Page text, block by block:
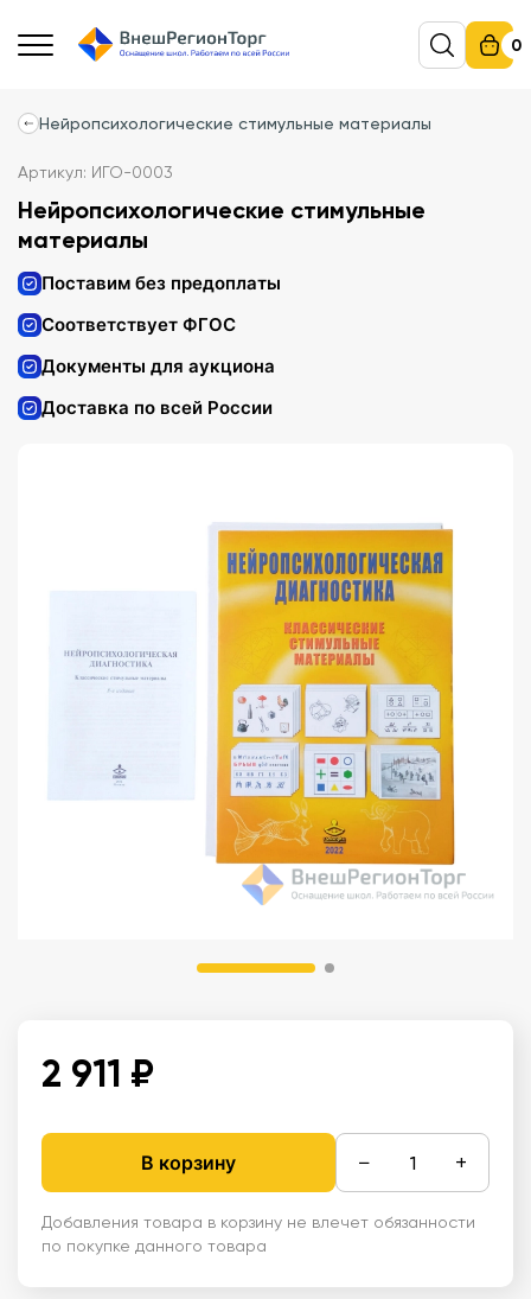
0
Нейропсихологические стимульные материалы
Артикул: ИГО-0003
Нейропсихологические стимульные
материалы
Поставим без предоплаты
Соответствует ФГОС
Документы для аукциона
Доставка по всей России
2 911 ₽
В корзину − +
Добавления товара в корзину не влечет обязанности
по покупке данного товара